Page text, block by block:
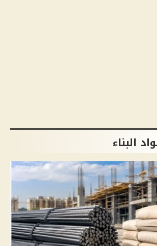
البناء